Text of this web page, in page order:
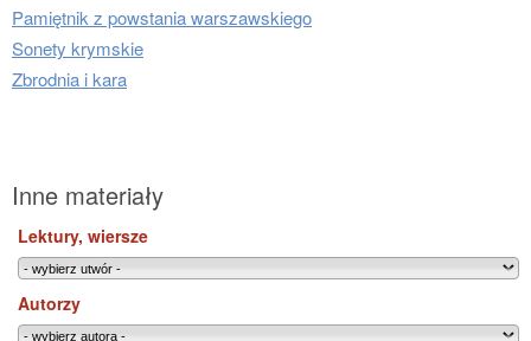
Pamiętnik z powstania warszawskiego
Sonety krymskie
Zbrodnia i kara
Inne materiały
Lektury, wiersze
Autorzy